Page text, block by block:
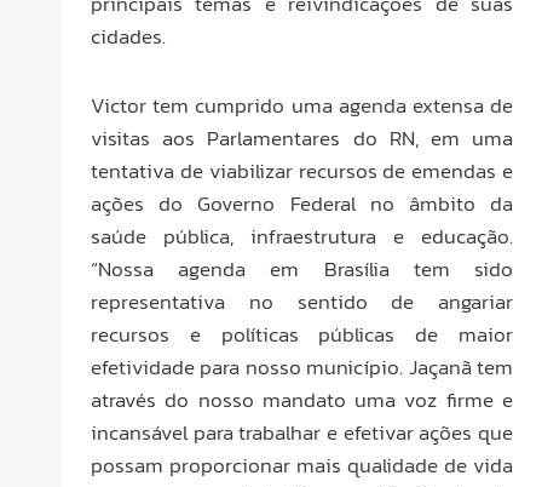
cidades.
Victor tem cumprido uma agenda extensa de
visitas aos Parlamentares do RN, em uma
tentativa de viabilizar recursos de emendas e
ações do Governo Federal no âmbito da
saúde pública, infraestrutura e educação.
“Nossa agenda em Brasília tem sido
representativa no sentido de angariar
recursos e políticas públicas de maior
efetividade para nosso município. Jaçanã tem
através do nosso mandato uma voz firme e
incansável para trabalhar e efetivar ações que
possam proporcionar mais qualidade de vida